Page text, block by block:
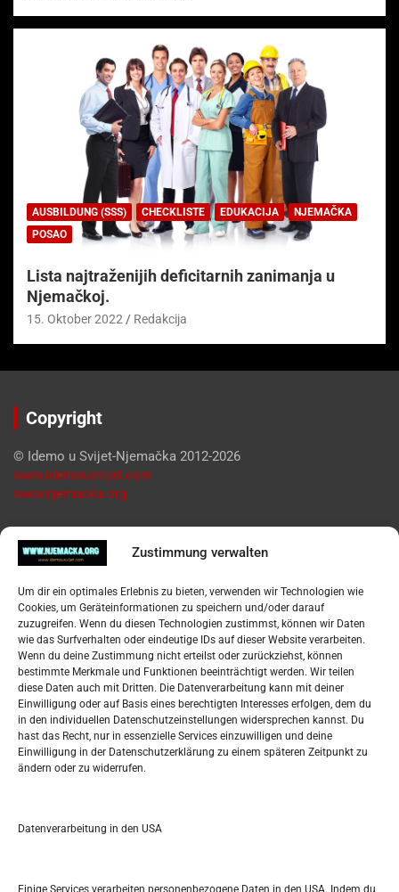
Zustimmung verwalten
Um dir ein optimales Erlebnis zu bieten, verwenden wir Technologien wie
Cookies, um Geräteinformationen zu speichern und/oder darauf
zuzugreifen. Wenn du diesen Technologien zustimmst, können wir Daten
wie das Surfverhalten oder eindeutige IDs auf dieser Website verarbeiten.
Wenn du deine Zustimmung nicht erteilst oder zurückziehst, können
bestimmte Merkmale und Funktionen beeinträchtigt werden. Wir teilen
diese Daten auch mit Dritten. Die Datenverarbeitung kann mit deiner
Einwilligung oder auf Basis eines berechtigten Interesses erfolgen, dem du
in den individuellen Datenschutzeinstellungen widersprechen kannst. Du
hast das Recht, nur in essenzielle Services einzuwilligen und deine
Einwilligung in der Datenschutzerklärung zu einem späteren Zeitpunkt zu
ändern oder zu widerrufen.
Datenverarbeitung in den USA
Einige Services verarbeiten personenbezogene Daten in den USA. Indem du
AUSBILDUNG (SSS) CHECKLISTE EDUKACIJA
NJEMAČKA
POSAO
Lista najtraženijih deficitarnih zanimanja u
Njemačkoj.
15. Oktober 2022 Redakcija
Copyright
© Idemo u Svijet-Njemačka 2012-2026
www.idemousvijet.com
www.njemacka.org
Pregled
Datenschutzerklärung
Widerufsbelehrung
Oglašavanje / Postavite svoj oglas
Tko je “Idemo u Svijet – Njemačka?
Pretražite stranicu:
S
JUNI 2017